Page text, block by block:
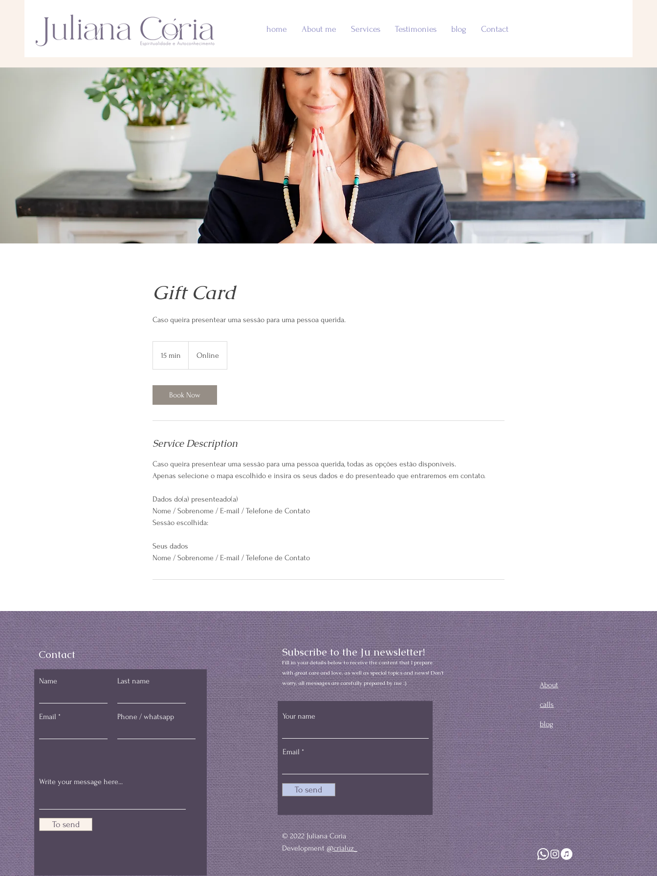
home About me Services Testimonies blog Contact
Gift Card
Caso queira presentear uma sessão para uma pessoa querida.
15 min
5
i
Online
Book Now
Service Description
Caso queira presentear uma sessão para uma pessoa querida, todas as opções estão disponíveis.
Apenas selecione o mapa escolhido e insira os seus dados e do presenteado que entraremos em contato.
Dados do(a) presenteado(a)
Nome / Sobrenome / E-mail / Telefone de Contato
Sessão escolhida:
Seus dados
Nome / Sobrenome / E-mail / Telefone de Contato
Contact
Name Last name
Email Phone / whatsapp
To send
Subscribe to the Ju newsletter!
Fill in your details below to receive the content that I prepare
with great care and love, as well as special topics and news! Don't
worry, all messages are carefully prepared by me :)
Your name
Email
To send
© 2022 Juliana Coria
Development@crialuz_
About
calls
blog